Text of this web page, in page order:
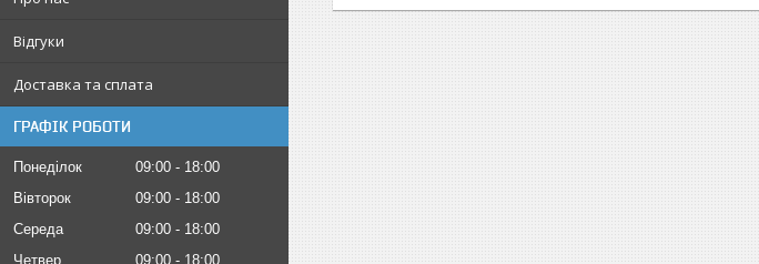
Відгуки
Доставка та сплата
ГРАФІК РОБОТИ
Понеділок 09:00
18:00
Вівторок
09:00
18:00
Середа
09:00
18:00
Четвер
09:00
18:00